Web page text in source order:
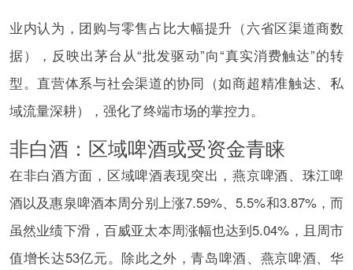
业内认为，团购与零售占比大幅提升（六省区渠道商数
据），反映出茅台从“批发驱动”向“真实消费触达”的转
型。直营体系与社会渠道的协同（如商超精准触达、私
域流量深耕），强化了终端市场的掌控力。
非白酒：区域啤酒或受资金青睐
在非白酒方面，区域啤酒表现突出，燕京啤酒、珠江啤
酒以及惠泉啤酒本周分别上涨7.59%、5.5%和3.87%，而
虽然业绩下滑，百威亚太本周涨幅也达到5.04%，且周市
值增长达53亿元。除此之外，青岛啤酒、燕京啤酒、华